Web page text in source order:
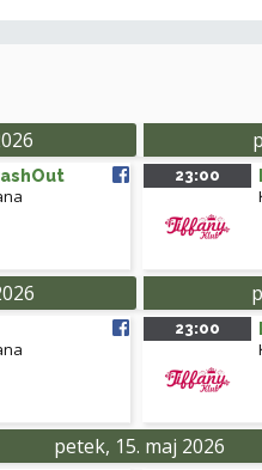
23:00
23:00
petek, 15. maj 2026